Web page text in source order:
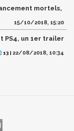
mortels,
15/10/2018, 15:20
PS4, un 1er trailer
13 | 22/08/2018, 10:34